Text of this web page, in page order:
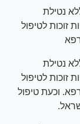
נטילת
זוכות לטיפול
נטילת
זוכות לטיפול
וכעת טיפול